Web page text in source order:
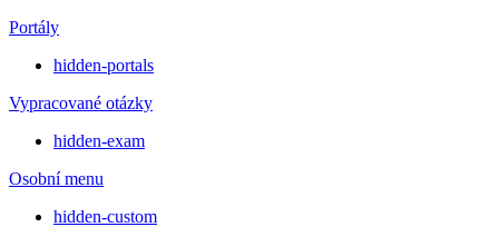
Portály
hidden-portals
Vypracované otázky
hidden-exam
Osobní menu
hidden-custom